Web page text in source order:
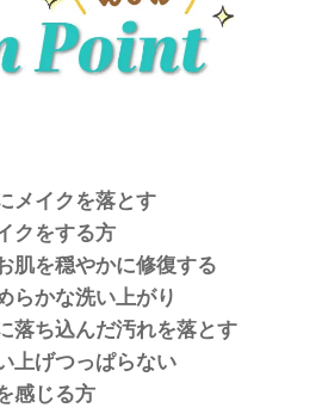
メイクを落とす
クをする方
肌を穏やかに修復する
らかな洗い上がり
落ち込んだ汚れを落とす
上げつっぱらない
感じる方